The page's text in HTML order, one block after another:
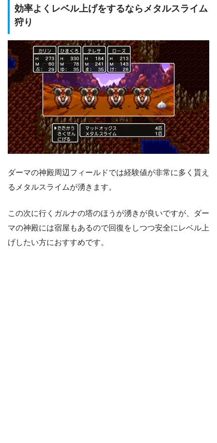
効率よくレベル上げをするならメタルスライム
狩り
ダーマの神殿周辺フィールドでは経験値が非常に多く貰え
るメタルスライムが湧きます。
この次に行くガルナの塔のほうが湧きが良いですが、ダー
マの神殿には宿屋もあるので回復をしつつ安全にレベル上
げしたい方におすすめです。